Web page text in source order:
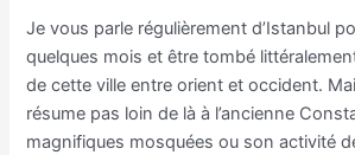
Je vous parle régulièrement d’Istanbul
quelques mois et être tombé
de cette ville entre orient et occident.
résume pas loin de là à l’ancienne
magnifiques mosquées ou son activité